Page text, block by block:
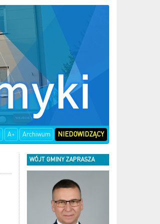
A+ Archiwum NIEDOWIDZĄCY
WÓJT GMINY ZAPRASZA